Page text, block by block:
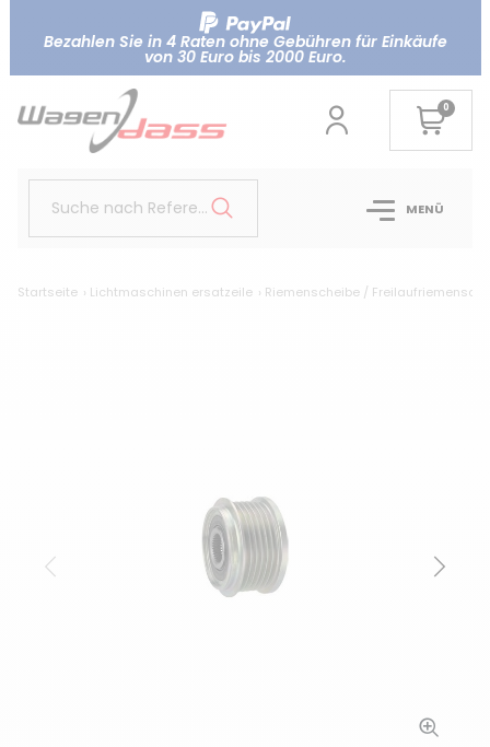
Bezahlen Sie in 4 Raten ohne Gebühren für Einkäufe
von 30 Euro bis 2000 Euro.
0
Suche nach Referenz.. MENÜ
Startseite Lichtmaschinen ersatzeile Riemenscheibe /
Zurück